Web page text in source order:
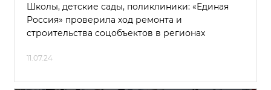
Школы, детские сады, поликлиники: «Единая
Россия» проверила ход ремонта и
строительства соцобъектов в регионах
11.07.24